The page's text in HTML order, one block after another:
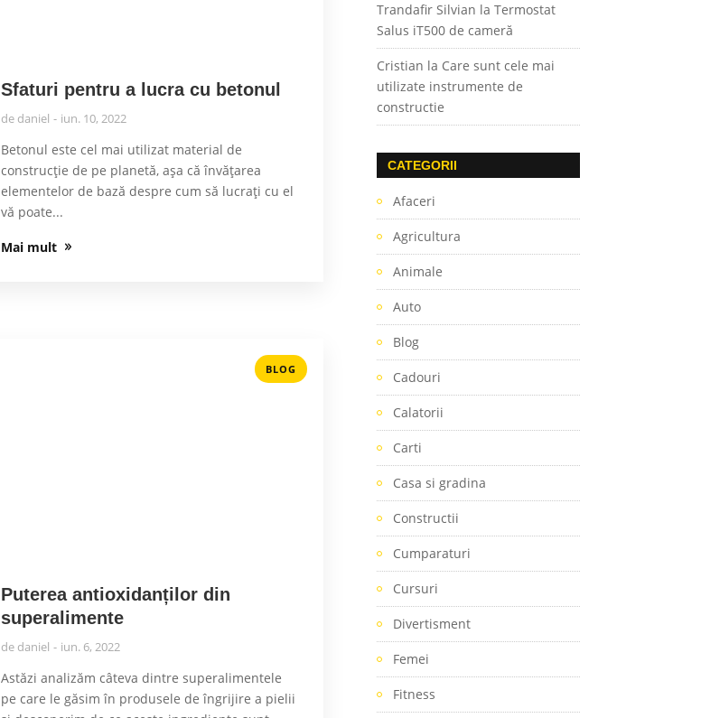
Sfaturi pentru a lucra cu betonul
de daniel iun. 10, 2022
Betonul este cel mai utilizat material de
construcție de pe planetă, așa că învățarea
elementelor de bază despre cum să lucraţi cu el
vă poate...
Mai mult
BLOG
Puterea antioxidanților din
superalimente
de daniel iun. 6, 2022
Astăzi analizăm câteva dintre superalimentele
pe care le găsim în produsele de îngrijire a pielii
Trandafir Silvian laTermostat
Salus iT500 de cameră
Cristian la Care sunt cele mai
utilizate instrumente de
constructie
CATEGORII
Afaceri
Agricultura
Animale
Auto
Blog
Cadouri
Calatorii
Carti
Casa si gradina
Constructii
Cumparaturi
Cursuri
Divertisment
Femei
Fitness